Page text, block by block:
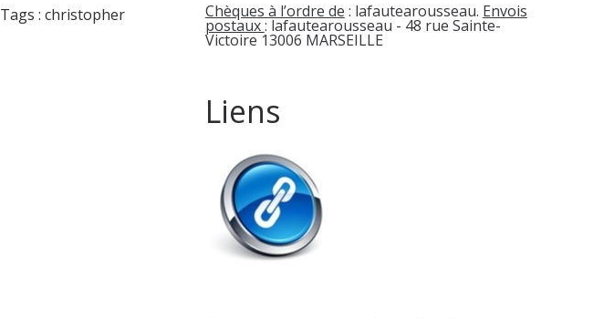
Tags :christopher
Chèques à l’ordre de : lafautearousseau. Envois
postaux: lafautearousseau - 48 rue Sainte-
Victoire 13006 MARSEILLE
Liens